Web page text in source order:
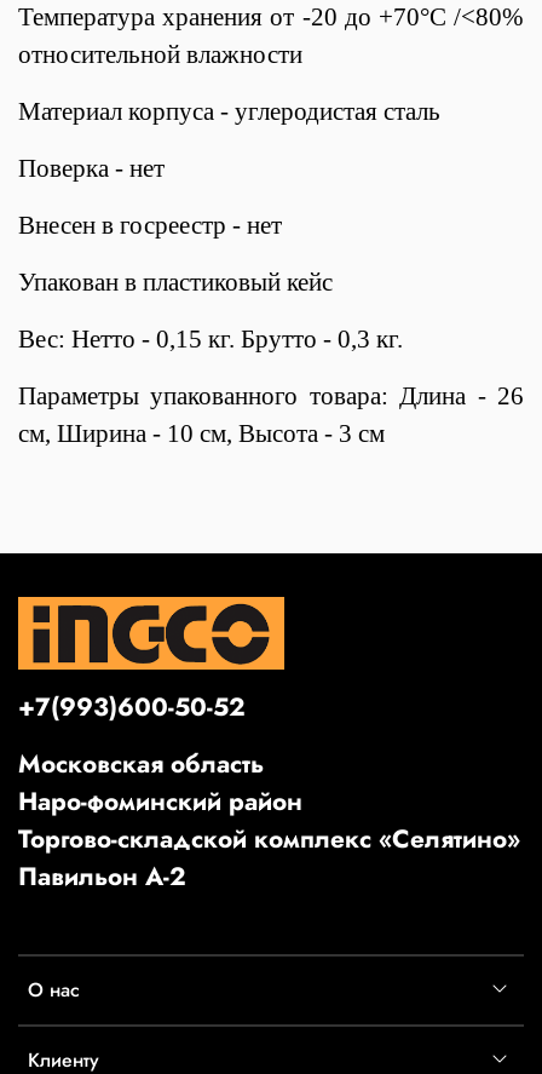
Температура хранения от -20 до +70°С /<80%
относительной влажности
Материал корпуса - углеродистая сталь
Поверка - нет
Внесен в госреестр - нет
Упакован в пластиковый кейс
Вес: Нетто - 0,15 кг. Брутто - 0,3 кг.
Параметры упакованного товара: Длина - 26
см, Ширина - 10 см, Высота - 3 см
О нас
Клиенту
+7(993)600-50-52
Московская область
Наро-фоминский район
Торгово-складской комплекс «Селятино»
Павильон А-2